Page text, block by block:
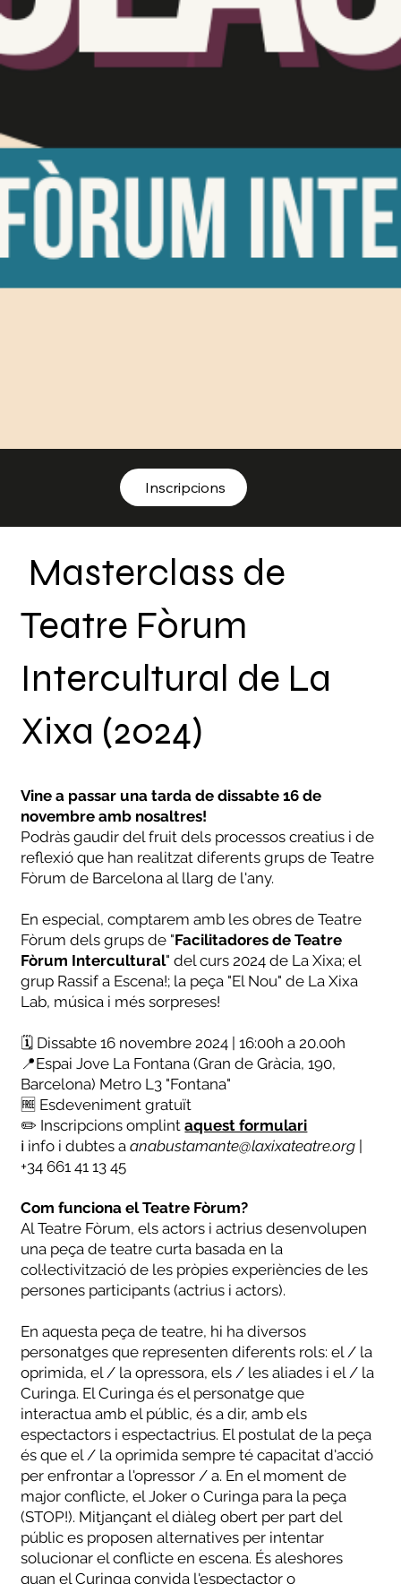
Inscripcions
Masterclass de
Teatre Fòrum
Intercultural de La
Xixa (2024)
Vine a passar una tarda de dissabte 16 de
novembre amb nosaltres!
Podràs gaudir del fruit dels processos creatius i de
reflexió que han realitzat diferents grups de Teatre
Fòrum de Barcelona al llarg de l'any.
En especial, comptarem amb les obres de Teatre
Fòrum dels grups de "Facilitadores de Teatre
Fòrum Intercultural" del curs 2024 de La Xixa; el
grup Rassif a Escena!; la peça "El Nou" de La Xixa
Lab, música i més sorpreses!
🗓 Dissabte 16 novembre 2024 | 16:00h a 20.00h
📍Espai Jove La Fontana (Gran de Gràcia, 190,
Barcelona) Metro L3 "Fontana"
🆓 Esdeveniment gratuït
✏️ Inscripcions omplintaquest formulari
ℹ️ info i dubtes aanabustamante@laxixateatre.org |
+34 661 41 13 45
Com funciona el Teatre Fòrum?
Al Teatre Fòrum, els actors i actrius desenvolupen
una peça de teatre curta basada en la
col·lectivització de les pròpies experiències de les
persones participants (actrius i actors).
En aquesta peça de teatre, hi ha diversos
personatges que representen diferents rols: el / la
oprimida, el / la opressora, els / les aliades i el / la
Curinga. El Curinga és el personatge que
interactua amb el públic, és a dir, amb els
espectactors i espectactrius. El postulat de la peça
és que el / la oprimida sempre té capacitat d'acció
per enfrontar a l'opressor / a. En el moment de
major conflicte, el Joker o Curinga para la peça
(STOP!). Mitjançant el diàleg obert per part del
públic es proposen alternatives per intentar
solucionar el conflicte en escena. És aleshores
quan el Curinga convida l'espectactor o